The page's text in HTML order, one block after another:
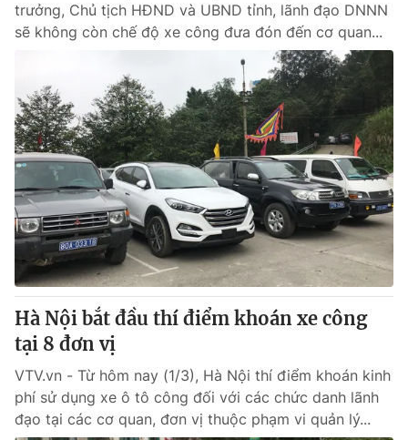
trưởng, Chủ tịch HĐND và UBND tỉnh, lãnh đạo DNNN
sẽ không còn chế độ xe công đưa đón đến cơ quan...
Hà Nội bắt đầu thí điểm khoán xe công
tại 8 đơn vị
VTV.vn - Từ hôm nay (1/3), Hà Nội thí điểm khoán kinh
phí sử dụng xe ô tô công đối với các chức danh lãnh
đạo tại các cơ quan, đơn vị thuộc phạm vi quản lý...